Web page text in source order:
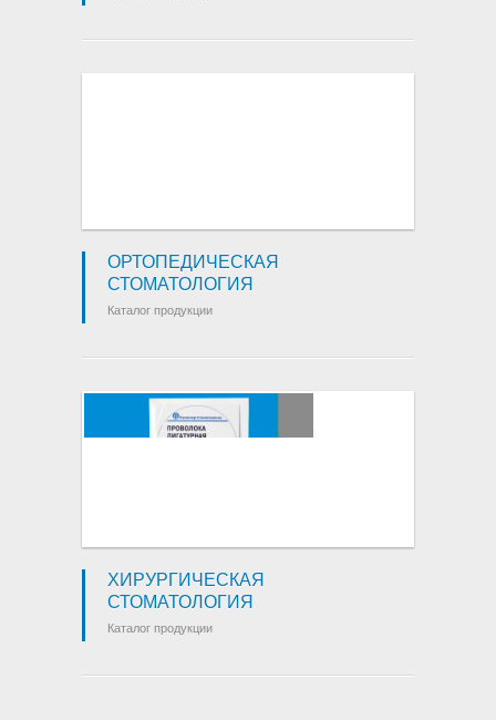
ОРТОПЕДИЧЕСКАЯ
СТОМАТОЛОГИЯ
Каталог продукции
ХИРУРГИЧЕСКАЯ
СТОМАТОЛОГИЯ
Каталог продукции